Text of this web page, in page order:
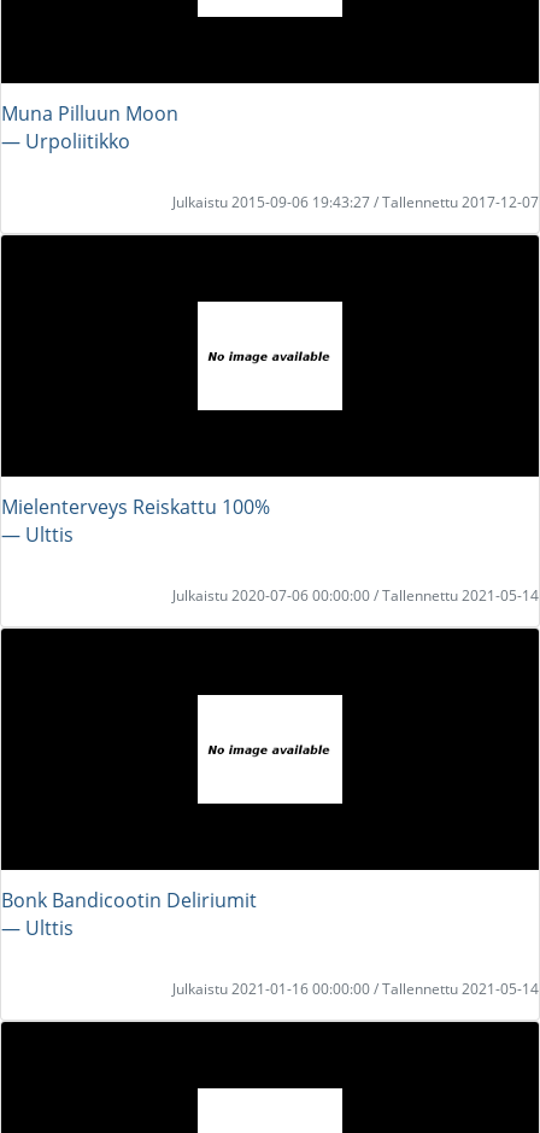
Muna Pilluun Moon
― Urpoliitikko
Julkaistu 2015-09-06 19:43:27 / Tallennettu 2017-12-07
Mielenterveys Reiskattu 100%
― Ulttis
Julkaistu 2020-07-06 00:00:00 / Tallennettu 2021-05-14
Bonk Bandicootin Deliriumit
― Ulttis
Julkaistu 2021-01-16 00:00:00 / Tallennettu 2021-05-14